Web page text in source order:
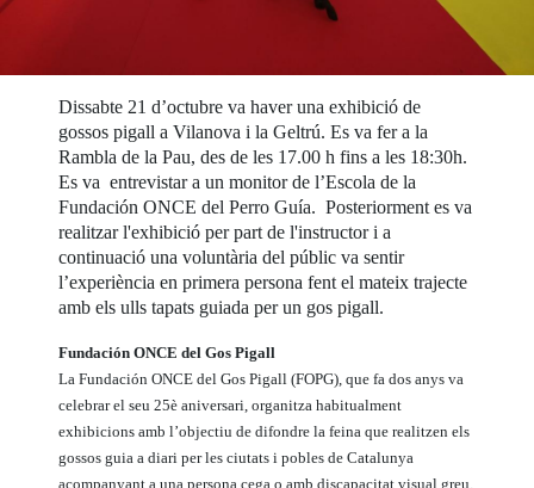
Dissabte 21 d’octubre va haver una exhibició de
gossos pigall a Vilanova i la Geltrú. Es va fer a la
Rambla de la Pau, des de les 17.00 h fins a les 18:30h.
Es va entrevistar a un monitor de l’Escola de la
Fundación ONCE del Perro Guía. Posteriorment es va
realitzar l'exhibició per part de l'instructor i a
continuació una voluntària del públic va sentir
l’experiència en primera persona fent el mateix trajecte
amb els ulls tapats guiada per un gos pigall.
Fundación ONCE del Gos Pigall
La Fundación ONCE del Gos Pigall (FOPG), que fa dos anys va
celebrar el seu 25è aniversari, organitza habitualment
exhibicions amb l’objectiu de difondre la feina que realitzen els
gossos guia a diari per les ciutats i pobles de Catalunya
acompanyant a una persona cega o amb discapacitat visual greu.